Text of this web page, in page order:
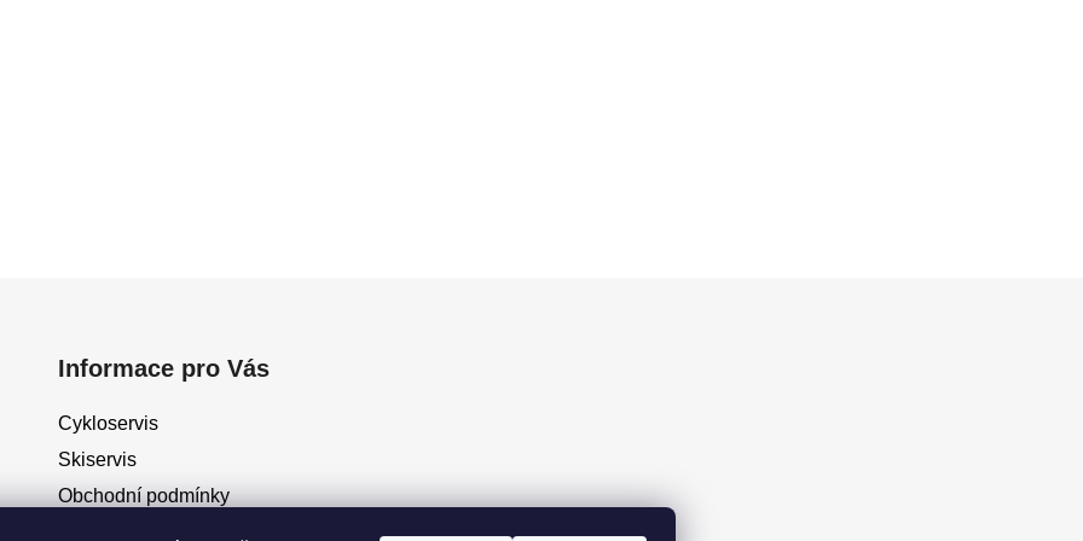
Informace pro Vás
Cykloservis
Skiservis
Obchodní podmínky